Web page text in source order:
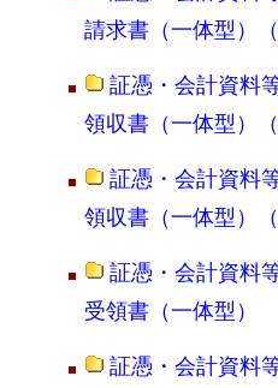
請求書（一体型）
証憑・会計資料
領収書（一体型）（
証憑・会計資料
領収書（一体型）
証憑・会計資料
受領書（一体型）
証憑・会計資料